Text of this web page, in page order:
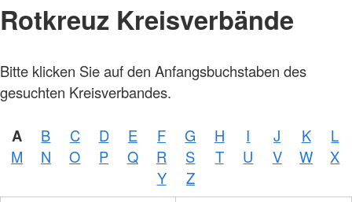
Rotkreuz Kreisverbände
Bitte klicken Sie auf den Anfangsbuchstaben des
gesuchten Kreisverbandes.
A B C D E F G H I J K
L
M
N O P Q R S T U V W
X
Y
Z